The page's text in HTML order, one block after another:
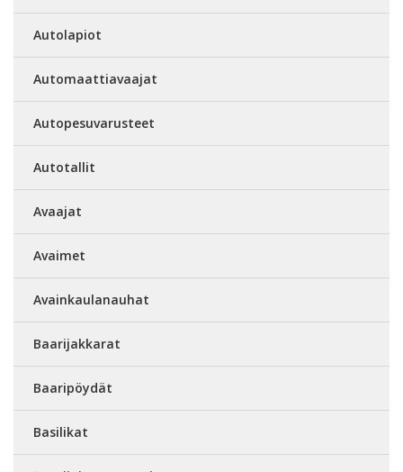
Autolapiot
Automaattiavaajat
Autopesuvarusteet
Autotallit
Avaajat
Avaimet
Avainkaulanauhat
Baarijakkarat
Baaripöydät
Basilikat